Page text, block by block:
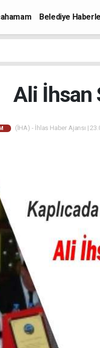
Belediye
Ali İhsan
(İHA) - İhlas Haber Ajansı |